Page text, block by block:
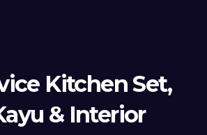
Kitchen Set,
& Interior